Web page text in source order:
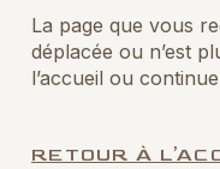
La page que vous
déplacée ou n’est
l’accueil ou
RETOUR À